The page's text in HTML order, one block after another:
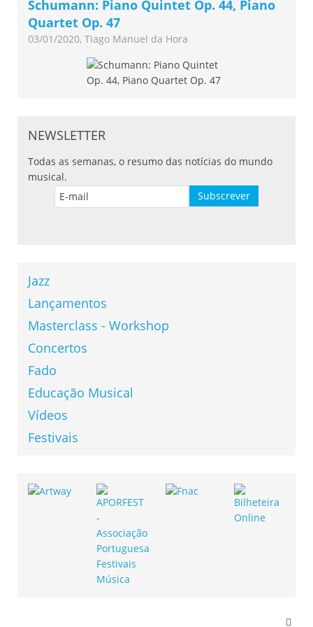
Schumann: Piano Quintet Op. 44, Piano
Quartet Op. 47
03/01/2020, Tiago Manuel da Hora
NEWSLETTER
Todas as semanas, o resumo das notícias do mundo
musical.
Jazz
Lançamentos
Masterclass - Workshop
Concertos
Fado
Educação Musical
Vídeos
Festivais